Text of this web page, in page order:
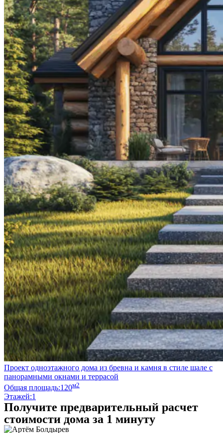
Проект одноэтажного дома из бревна и камня в стиле шале с
панорамными окнами и террасой
Общая площадь:120м2
Этажей:1
Получите предварительный расчет
стоимости дома за 1 минуту